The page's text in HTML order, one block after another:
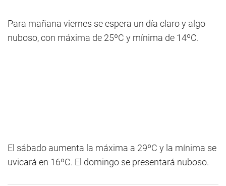
Para mañana viernes se espera un día claro y algo
nuboso, con máxima de 25ºC y mínima de 14ºC.
El sábado aumenta la máxima a 29ºC y la mínima se
uvicará en 16ºC. El domingo se presentará nuboso.